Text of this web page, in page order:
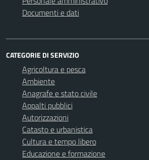
Documenti e dati
CATEGORIE DI SERVIZIO
Agricoltura e pesca
Ambiente
Anagrafe e stato civile
Appalti pubblici
Autorizzazioni
Catasto e urbanistica
Cultura e tempo libero
Educazione e formazione